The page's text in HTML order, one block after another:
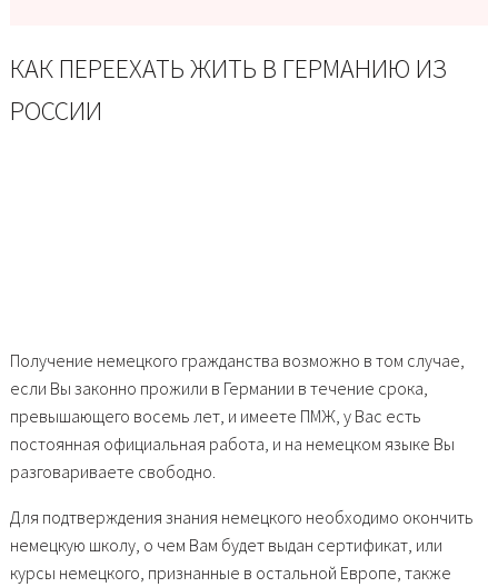
КАК ПЕРЕЕХАТЬ ЖИТЬ В ГЕРМАНИЮ ИЗ
РОССИИ
Получение немецкого гражданства возможно в том случае,
если Вы законно прожили в Германии в течение срока,
превышающего восемь лет, и имеете ПМЖ, у Вас есть
постоянная официальная работа, и на немецком языке Вы
разговариваете свободно.
Для подтверждения знания немецкого необходимо окончить
немецкую школу, о чем Вам будет выдан сертификат, или
курсы немецкого, признанные в остальной Европе, также